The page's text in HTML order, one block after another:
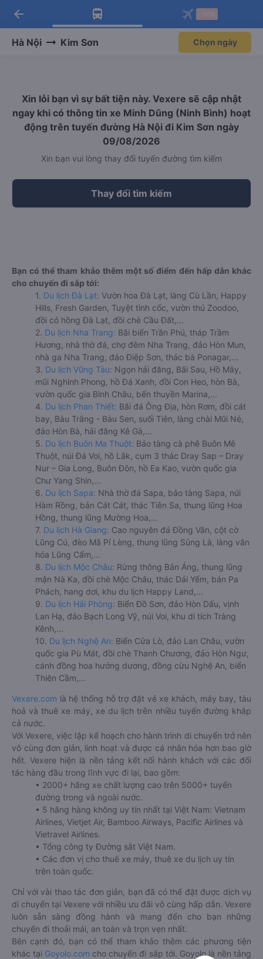
Tải app Vexere ngay!
Nhận ưu đãi thành viên độc
Mở app
Tải app Vexere
-30k/ghế khi đặt vé máy bay qua
Mở app
arrow_back
Hà Nội Kim Sơn Chọn ngày
Xin lỗi bạn vì sự bất tiện này. Vexere sẽ cập nhật
ngay khi có thông tin xe Minh Dũng (Ninh Bình) hoạt
động trên tuyến đường Hà Nội đi Kim Sơn ngày
09/08/2026
Xin bạn vui lòng thay đổi tuyến đường tìm kiếm
Thay đổi tìm kiếm
Bạn có thể tham khảo thêm một số điểm đến hấp dẫn khác
cho chuyến đi sắp tới:
1. Du lịch Đà Lạt: Vườn hoa Đà Lạt, làng Cù Lần, Happy
Hills, Fresh Garden, Tuyệt tình cốc, vườn thú Zoodoo,
đồi cỏ hồng Đà Lạt, đồi chè Cầu Đất,...
2. Du lịch Nha Trang: Bãi biển Trần Phú, tháp Trầm
Hương, nhà thờ đá, chợ đêm Nha Trang, đảo Hòn Mun,
nhà ga Nha Trang, đảo Điệp Sơn, thác bà Ponagar,...
3. Du lịch Vũng Tàu: Ngọn hải đăng, Bãi Sau, Hồ Mây,
mũi Nghinh Phong, hồ Đá Xanh, đồi Con Heo, hòn Bà,
vườn quốc gia Bình Châu, bến thuyền Marina,...
4. Du lịch Phan Thiết: Bãi đá Ông Địa, hòn Rơm, đồi cát
bay, Bàu Trắng - Bàu Sen, suối Tiên, làng chài Mũi Né,
đảo Hòn Bà, hải đăng Kê Gà,...
5. Du lịch Buôn Ma Thuột: Bảo tàng cà phê Buôn Mê
Thuột, núi Đá Voi, hồ Lắk, cụm 3 thác Dray Sap – Dray
Nur – Gia Long, Buôn Đôn, hồ Ea Kao, vườn quốc gia
Chư Yang Shin,...
6. Du lịch Sapa: Nhà thờ đá Sapa, bảo tàng Sapa, núi
Hàm Rồng, bản Cát Cát, thác Tiên Sa, thung lũng Hoa
Hồng, thung lũng Mường Hoa,...
7. Du lịch Hà Giang: Cao nguyên đá Đồng Văn, cột cờ
Lũng Cú, đèo Mã Pí Lèng, thung lũng Sủng Là, làng văn
hóa Lũng Cẩm,...
8. Du lịch Mộc Châu: Rừng thông Bản Áng, thung lũng
mận Nà Ka, đồi chè Mộc Châu, thác Dải Yếm, bản Pa
Phách, hang dơi, khu du lịch Happy Land,...
9. Du lịch Hải Phòng: Biển Đồ Sơn, đảo Hòn Dấu, vịnh
Lan Hạ, đảo Bạch Long Vỹ, núi Voi, khu di tích Tràng
Kênh,...
10. Du lịch Nghệ An: Biển Cửa Lò, đảo Lan Châu, vườn
quốc gia Pù Mát, đồi chè Thanh Chương, đảo Hòn Ngư,
cánh đồng hoa hướng dương, đồng cừu Nghệ An, biển
Thiên Cầm,...
Vexere.com là hệ thống hỗ trợ đặt vé xe khách, máy bay, tàu
hoả và thuê xe máy, xe du lịch trên nhiều tuyến đường khắp
cả nước.
Với Vexere, việc lập kế hoạch cho hành trình di chuyển trở nên
vô cùng đơn giản, linh hoạt và được cá nhân hóa hơn bao giờ
hết. Vexere hiện là nền tảng kết nối hành khách với các đối
tác hàng đầu trong lĩnh vực đi lại, bao gồm:
• 2000+ hãng xe chất lượng cao trên 5000+ tuyến
đường trong và ngoài nước.
• 5 hãng hàng không uy tín nhất tại Việt Nam: Vietnam
Airlines, Vietjet Air, Bamboo Airways, Pacific Airlines và
Vietravel Airlines.
• Tổng công ty Đường sắt Việt Nam.
• Các đơn vị cho thuê xe máy, thuê xe du lịch uy tín
trên toàn quốc.
Chỉ với vài thao tác đơn giản, bạn đã có thể đặt được dịch vụ
di chuyển tại Vexere với nhiều ưu đãi vô cùng hấp dẫn. Vexere
luôn sẵn sàng đồng hành và mang đến cho bạn những
chuyến đi thoải mái, an toàn và trọn vẹn nhất.
Bên cạnh đó, bạn có thể tham khảo thêm các phương tiện
khác tại Goyolo.com cho chuyến đi sắp tới. Goyolo là nền tảng